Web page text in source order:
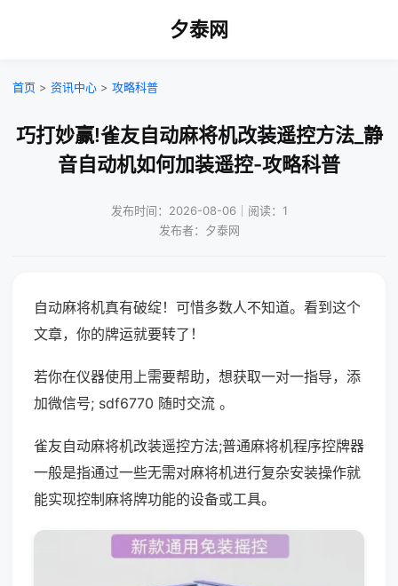
夕泰网
首页 > 资讯中心 > 攻略科普
巧打妙赢!雀友自动麻将机改装遥控方法_静
音自动机如何加装遥控-攻略科普
发布时间：2026-08-06｜阅读：1
发布者：夕泰网
自动麻将机真有破绽！可惜多数人不知道。看到这个
文章，你的牌运就要转了！
若你在仪器使用上需要帮助，想获取一对一指导，添
加微信号; sdf6770 随时交流 。
雀友自动麻将机改装遥控方法;普通麻将机程序控牌器
一般是指通过一些无需对麻将机进行复杂安装操作就
能实现控制麻将牌功能的设备或工具。